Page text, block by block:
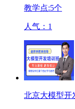
教学点:5个
人气： 1
北京大模型开